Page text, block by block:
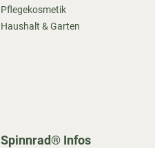
Pflegekosmetik
Haushalt & Garten
Spinnrad® Infos